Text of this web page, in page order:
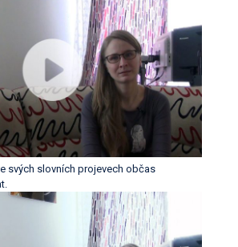
svých slovních projevech občas